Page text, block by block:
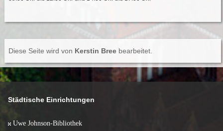
Diese Seite wird von Kerstin Breebearbeitet.
Städtische Einrichtungen
Uwe Johnson-Bibliothek